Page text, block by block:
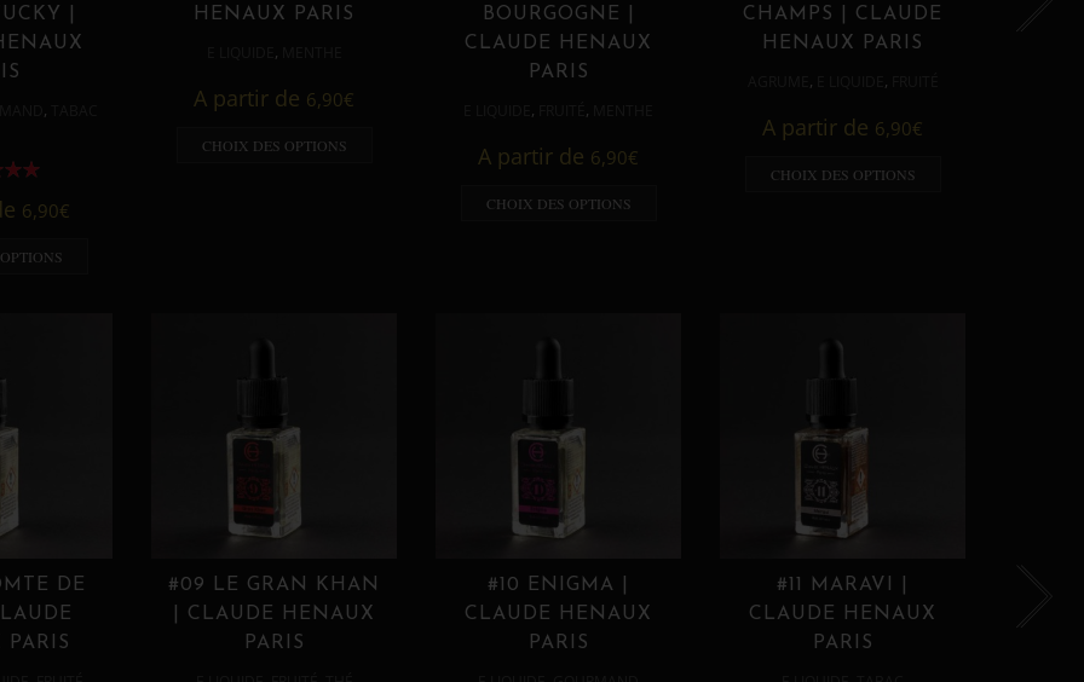
|
,
6,90€
HENAUX PARIS
,
A partir de 6,90€
CHOIX DES OPTIONS
BOURGOGNE |
CLAUDE HENAUX
PARIS
, ,
A partir de 6,90€
CHOIX DES OPTIONS
CHAMPS | CLAUDE
HENAUX PARIS
, ,
A partir de 6,90€
CHOIX DES OPTIONS
DE
PARIS
#09 LE GRAN KHAN
| CLAUDE HENAUX
PARIS
#10 ENIGMA |
CLAUDE HENAUX
PARIS
#11 MARAVI |
CLAUDE HENAUX
PARIS